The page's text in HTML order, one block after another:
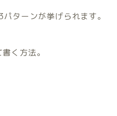
ターンが挙げられます。
く方法。